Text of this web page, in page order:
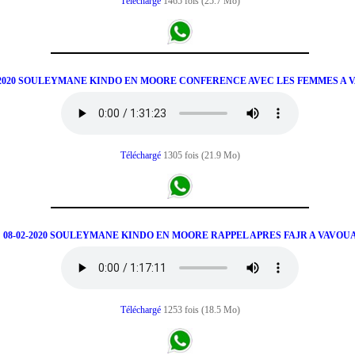
SOULEYMANE KINDO EN MOORE CONFERENCE AVEC LES FEMMES A
Téléchargé 1305 fois (21.9 Mo)
08-02-2020 SOULEYMANE KINDO EN MOORE RAPPEL APRES FAJR A
Téléchargé 1253 fois (18.5 Mo)